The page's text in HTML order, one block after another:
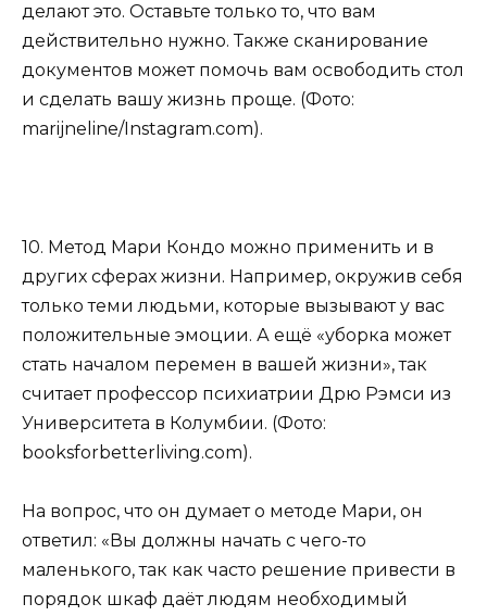
делают это. Оставьте только то, что вам
действительно нужно. Также сканирование
документов может помочь вам освободить стол
и сделать вашу жизнь проще. (Фото:
marijneline/Instagram.com).
10. Метод Мари Кондо можно применить и в
других сферах жизни. Например, окружив себя
только теми людьми, которые вызывают у вас
положительные эмоции. А ещё «уборка может
стать началом перемен в вашей жизни», так
считает профессор психиатрии Дрю Рэмси из
Университета в Колумбии. (Фото:
booksforbetterliving.com).
На вопрос, что он думает о методе Мари, он
ответил: «Вы должны начать с чего-то
маленького, так как часто решение привести в
порядок шкаф даёт людям необходимый